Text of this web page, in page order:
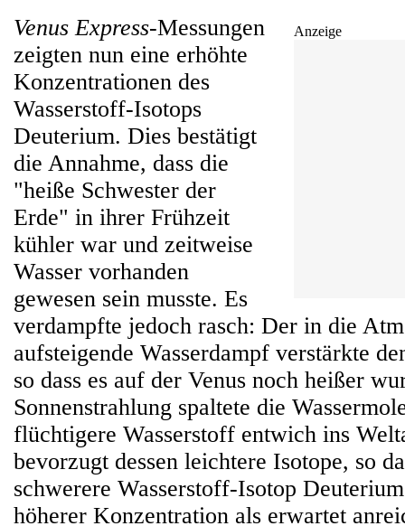
Anzeige
Venus Express-Messungen
zeigten nun eine erhöhte
Konzentrationen des
Wasserstoff-Isotops
Deuterium. Dies bestätigt
die Annahme, dass die
"heiße Schwester der
Erde" in ihrer Frühzeit
kühler war und zeitweise
Wasser vorhanden
gewesen sein musste. Es
verdampfte jedoch rasch: Der in die
aufsteigende Wasserdampf verstärkte
so dass es auf der Venus noch heißer
Sonnenstrahlung spaltete die
flüchtigere Wasserstoff entwich ins
bevorzugt dessen leichtere Isotope, so
schwerere Wasserstoff-Isotop
höherer Konzentration als erwartet